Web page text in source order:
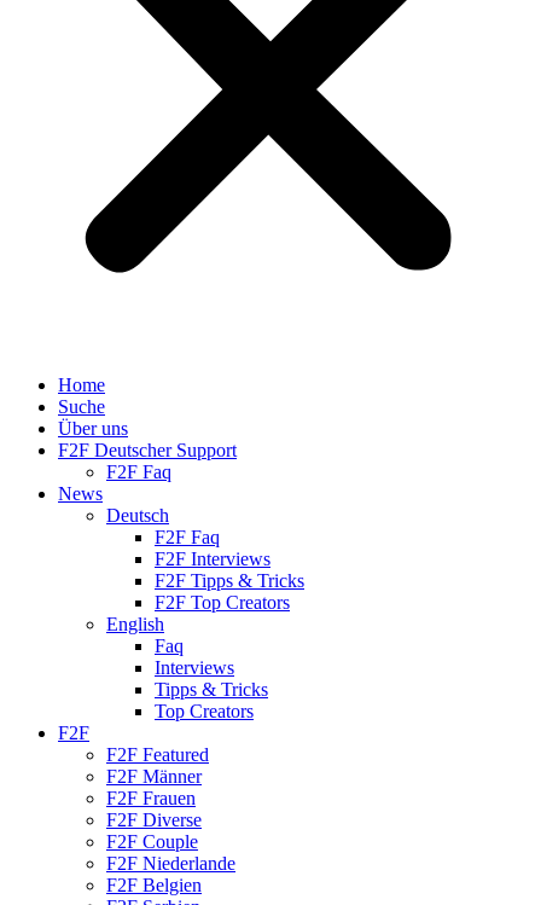
Home
Suche
Über uns
F2F Deutscher Support
F2F Faq
News
Deutsch
F2F Faq
F2F Interviews
F2F Tipps & Tricks
F2F Top Creators
English
Faq
Interviews
Tipps & Tricks
Top Creators
F2F
F2F Featured
F2F Männer
F2F Frauen
F2F Diverse
F2F Couple
F2F Niederlande
F2F Belgien